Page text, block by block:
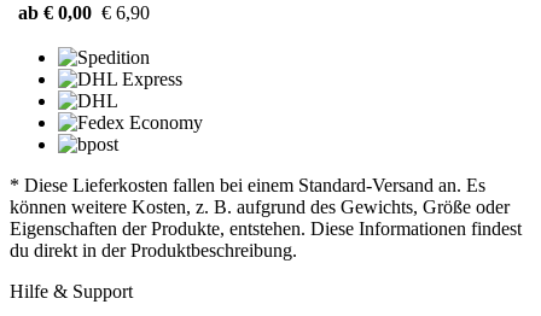
ab € 0,00 € 6,90
* Diese Lieferkosten fallen bei einem Standard-Versand an. Es
können weitere Kosten, z. B. aufgrund des Gewichts, Größe oder
Eigenschaften der Produkte, entstehen. Diese Informationen findest
du direkt in der Produktbeschreibung.
Hilfe & Support